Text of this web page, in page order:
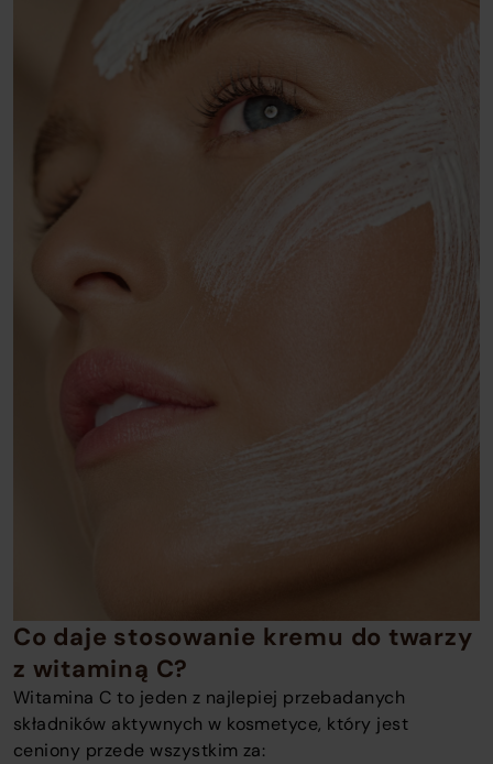
Co daje stosowanie kremu do twarzy
z witaminą C?
Witamina C to jeden z najlepiej przebadanych
składników aktywnych w kosmetyce, który jest
ceniony przede wszystkim za: